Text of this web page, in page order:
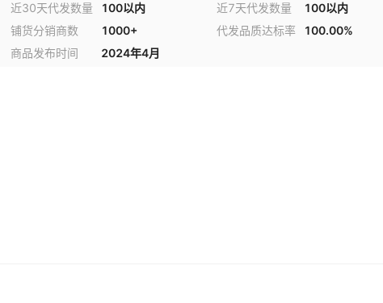
高速钢 6 ¥65 500
高速钢 7
近30天代发数量 100以内 近7天代发数量
100以内
铺货分销商数 1000+ 代发品质达标率
100.00%
商品发布时间 2024年4月